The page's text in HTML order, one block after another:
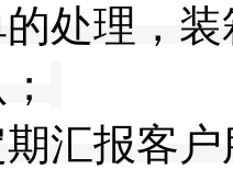
处理，
汇报客